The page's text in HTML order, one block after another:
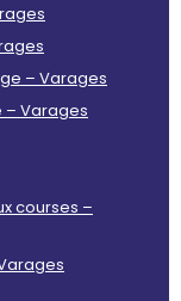
– Varages
– Varages
courses –